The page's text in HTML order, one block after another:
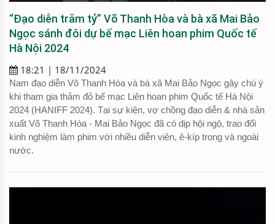
“Đạo diễn trăm tỷ” Võ Thanh Hòa và bà xã Mai Bảo
Ngọc sánh đôi dự bế mạc Liên hoan phim Quốc tế
Hà Nội 2024
18:21 | 18/11/2024
Nam đạo diễn Võ Thanh Hòa và bà xã Mai Bảo Ngọc gây chú ý
khi tham gia thảm đỏ bế mạc Liên hoan phim Quốc tế Hà Nội
2024 (HANIFF 2024). Tại sự kiện, vợ chồng đạo diễn & nhà sản
xuất Võ Thanh Hòa - Mai Bảo Ngọc đã có dịp hội ngộ, trao đổi
kinh nghiệm làm phim với nhiều diễn viên, ê-kíp trong và ngoài
nước.